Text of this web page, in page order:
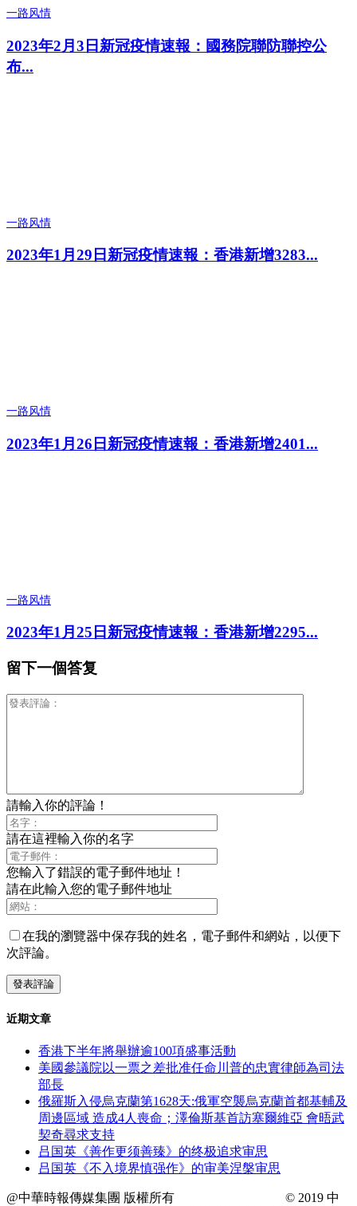
一路风情
2023年2月3日新冠疫情速報：國務院聯防聯控公
布...
一路风情
2023年1月29日新冠疫情速報：香港新增3283...
一路风情
2023年1月26日新冠疫情速報：香港新增2401...
一路风情
2023年1月25日新冠疫情速報：香港新增2295...
留下一個答复
請輸入你的評論！
請在這裡輸入你的名字
您輸入了錯誤的電子郵件地址！
請在此輸入您的電子郵件地址
在我的瀏覽器中保存我的姓名，電子郵件和網站，以便下
次評論。
近期文章
香港下半年將舉辦逾100項盛事活動
美國參議院以一票之差批准任命川普的忠實律師為司法
部長
俄羅斯入侵烏克蘭第1628天:俄軍空襲烏克蘭首都基輔及
周邊區域 造成4人喪命；澤倫斯基首訪塞爾維亞 會晤武
契奇尋求支持
吕国英《善作更须善臻》的终极追求审思
吕国英《不入境界慎强作》的审美涅槃审思
@中華時報傳媒集團 版權所有
© 2019 中